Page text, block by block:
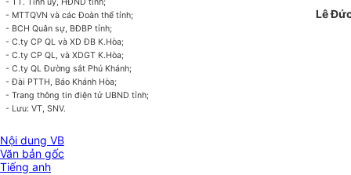
- MTTQVN và các Đoàn thể tỉnh;
- BCH Quân sự, BĐBP tỉnh;
- C.ty CP QL và XD ĐB K.Hòa;
- C.ty CP QL, và XDGT K.Hòa;
- C.ty QL Đường sắt Phú Khánh;
- Đài PTTH, Báo Khánh Hòa;
- Trang thông tin điện tử UBND tỉnh;
- Lưu: VT, SNV.
Lê
Nội dung VB
Văn bản gốc
Tiếng anh